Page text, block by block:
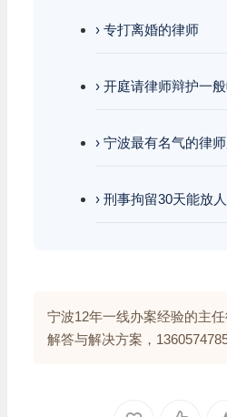
› 专打离婚的律师
› 开庭请律师辩护一
› 宁波最有名气的律
› 刑事拘留30天能放
宁波12年一线办案经验的主
解答与解决方案，